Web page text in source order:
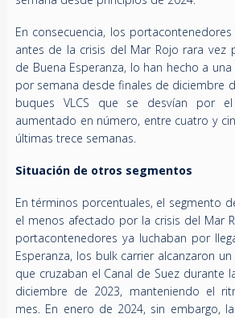
En consecuencia, los portacontenedores
antes de la crisis del Mar Rojo rara vez
de Buena Esperanza, lo han hecho a
por semana desde finales de diciembre
buques VLCS que se desvían por
aumentado en número, entre cuatro y
últimas trece semanas.
Situación de otros segmentos
En términos porcentuales, el segmento
el menos afectado por la crisis del Mar
portacontenedores ya luchaban por
Esperanza, los bulk carrier alcanzaron
que cruzaban el Canal de Suez durante
diciembre de 2023, manteniendo el
mes. En enero de 2024, sin embargo,